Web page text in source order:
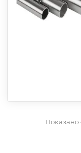
Показано